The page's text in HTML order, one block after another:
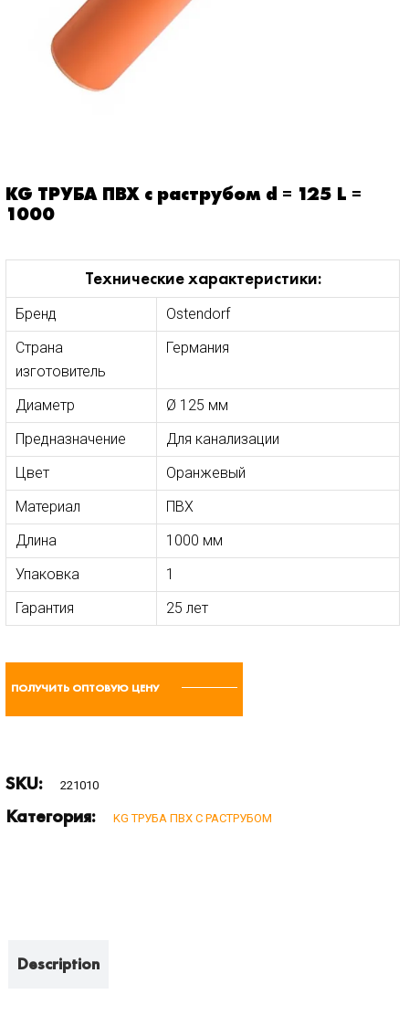
KG ТРУБА ПВХ с раструбом d = 125 L =
1000
Технические характеристики:
Бренд
Ostendorf
Страна
изготовитель
Германия
Диаметр
Ø 125 мм
Предназначение
Для канализации
Цвет
Оранжевый
Материал
ПВХ
Длина
1000 мм
Упаковка
1
Гарантия
25 лет
ПОЛУЧИТЬ ОПТОВУЮ ЦЕНУ
SKU: 221010
Категория: KG ТРУБА ПВХ С РАСТРУБОМ
Description